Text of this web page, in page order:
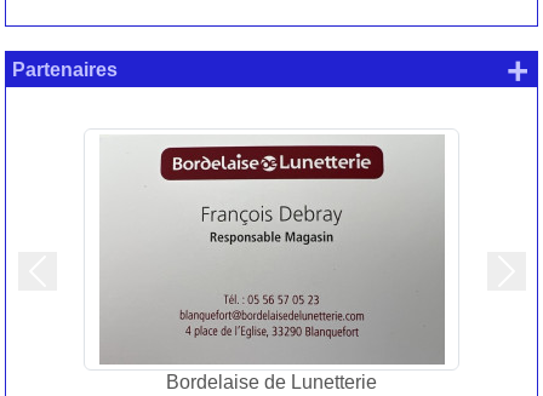
Partenaires
Bordelaise de Lunetterie
+